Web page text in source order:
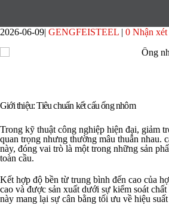
2026-06-09 GENGFEISTEEL 0 Nhận xét
Giới thiệu: Tiêu chuẩn kết cấu ống nhôm
Trong kỹ thuật công nghiệp hiện đại, giảm
quan trọng nhưng thường mâu thuẫn nhau.
này, đóng vai trò là một trong những sản
toàn cầu.
Kết hợp độ bền từ trung bình đến cao của
cao và được sản xuất dưới sự kiểm soát
này mang lại sự cân bằng tối ưu về hiệu